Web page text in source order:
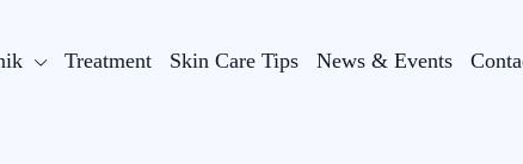
Treatment Skin Care Tips News & Events